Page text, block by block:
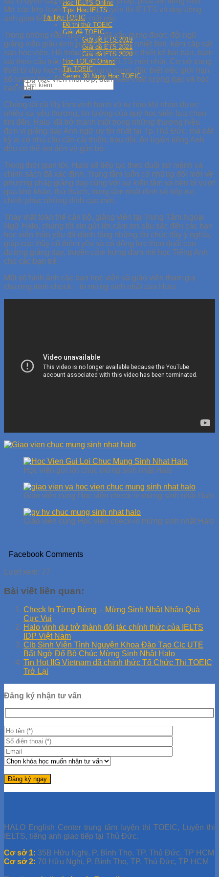
Học IELTS Online
Tips Học IELTS
Tài liệu TOEIC
Đề thi thử TOEIC
Giải đề TOEIC
Giải đề ETS 2019
Giải đề ETS 2021
Giải đề ETS 2020
Học TOEIC Online
Tip TOEIC
Series 30 Ngày Học TOEIC
Mở các lớp luyện thi TOEIC, luyện thi IELTS và dạy tiếng
anh giao tiếp cho người mất gốc
Trong những năm qua, Halo đã xây dựng được đội ngũ
giảng viên giàu kinh nghiệm, tận tâm, nhiệt tình, kèm cặp sát
sao học viên. Hệ thống giáo trình được thiết kế bài bản, bám
sát theo cấu trúc đề thi TOEIC, IELTS mới nhất. Cơ sở trang
thiết bị dạy học hiện đại, khang trang, đặc biệt việc giới hạn
số lượng học viên mỗi lớp, đảm bảo chất lượng dạy và học
cao nhất.
Chúng tôi rất lấy làm vinh hạnh và tự hào khi nhận được
nhiều sự yêu thương, tin tưởng của quý học viên lựa chọn
tìm đến. Halo đã trở thành một trong những thương hiệu
đơn vị giảng dạy Anh ngữ uy tín nhất tại Tp.Thủ Đức, mà bất
kỳ ai có nhu cầu cần cải thiện, trau dồi, ôn luyện tiếng Anh
đều có thể tìm đến và gắn bó.
Trong thời gian tới, Halo sẽ tiếp tục theo đuổi sứ mệnh và
chính sách đã xác định, Trung tâm luôn có những đổi mới về
phương pháp giảng dạy cùng với sự kiên tâm và bền bỉ vượt
qua khó khăn, thử thách, trung tâm nhất định sẽ tiếp tục
chinh phục những đỉnh cao mới.
Thay mặt toàn thể cán bộ, giảng viên tại Trung Tâm Ngoại
Ngữ Halo, chúng tôi xin gửi lời cảm ơn sâu sắc đến các bạn
học viên thân yêu đã dành tặng những lời chúc đầy ý nghĩa,
giúp các thầy cô thêm yêu và có động lực theo đuổi con
đường giảng dạy, truyền cảm hứng đam mê học Tiếng Anh
cho các bạn trẻ.
Một số hình ảnh các bạn học viên và giáo viên tham gia
chương trình check – in mừng sinh nhật của Halo
Học viên gửi lời chúc mừng sinh nhật Halo
Giáo viên cùng Học viên check-in mừng sinh nhật Halo
Giáo viên cùng Học viên check-in mừng sinh nhật Halo
Facebook Comments
Lượt xem: 77
Bài viết liên quan:
Check In Từng Bừng – Mừng Sinh Nhật Nhận Quà
Cực Vui
Halo vinh dự trở thành đối tác chính thức của IELTS
IDP Việt Nam
Clb Sinh Viên Tình Nguyện Khoa Đào Tạo Clc UTE
Bất Ngờ Đổ Bộ Chúc Mừng Sinh Nhật Halo
Tin Hot IIG Vietnam đã chính thức Tổ Chức Thi TOEIC
Trở Lại
Đăng ký nhận tư vấn
HALO English Center trung tâm luyện thi TOEIC, Luyện thi
IELTS, tiếng anh giao tiếp tại Thủ Đức.
Cơ sở 1: 35B Hữu Nghị, P. Bình Thọ, TP. Thủ Đức, TP HCM
Cơ sở 2: 70 Hữu Nghị, P. Bình Thọ, TP. Thủ Đức, TP HCM